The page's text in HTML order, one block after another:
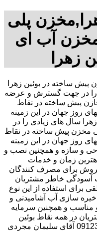
پلی
آب ای
زهرا
پیش ساخته در بوئین زهرا
در جهت گسترش و عرضه
پیش ساخته در نقاط
روز جهان در این زمینه
سال های زیادی را در
پیش ساخته در نقاط
روز جهان در این زمینه
و سازه و همچنین نصب و
زمان و خدمات
برای مصرف کنندگان
آسودگی خاطر مشتریان
برای استفاده از این نوع
سازی آب آشامیدنی و
مناسب و همچنین سرمایه
در همه نقاط بوئین